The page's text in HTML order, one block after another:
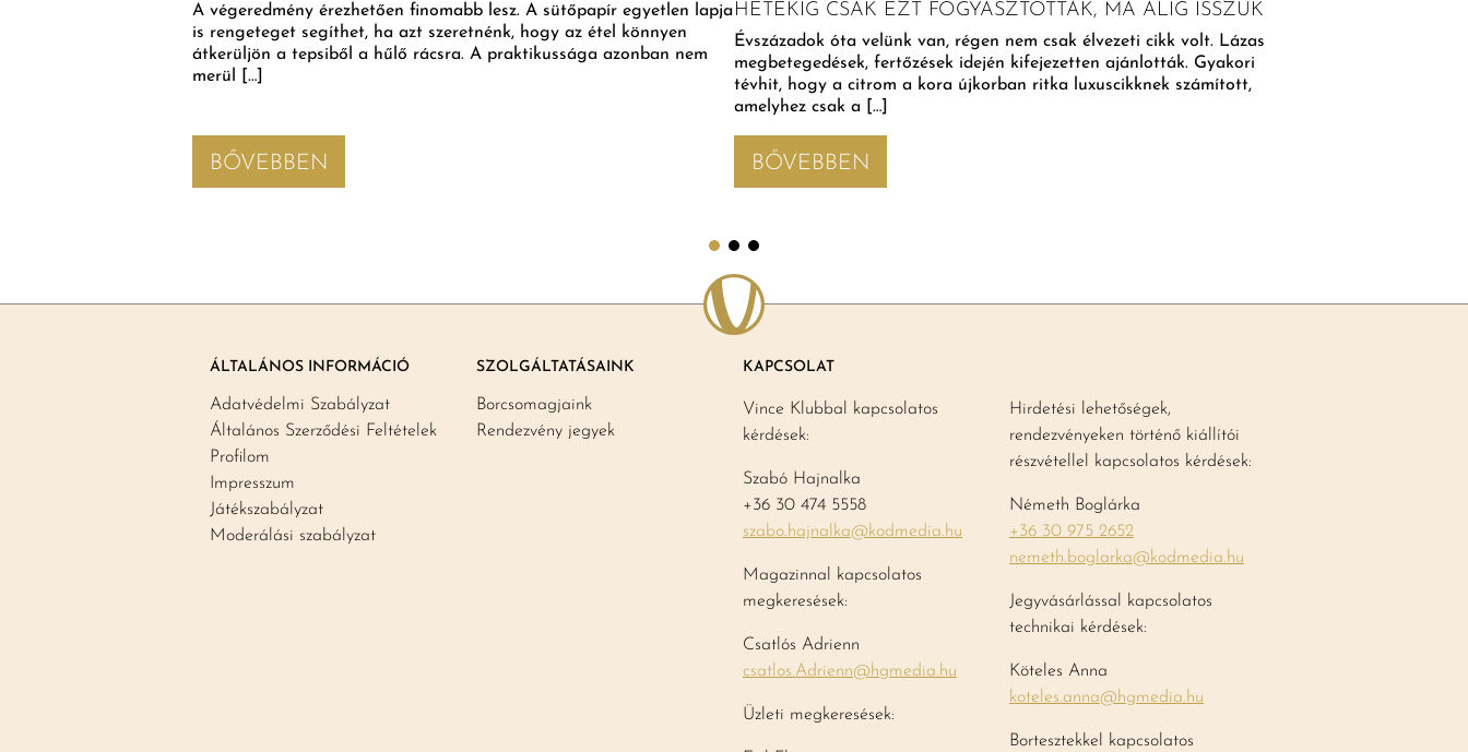
A végeredmény érezhetően finomabb lesz. A sütőpapír egyetlen lapja
is rengeteget segíthet, ha azt szeretnénk, hogy az étel könnyen
átkerüljön a tepsiből a hűlő rácsra. A praktikussága azonban nem
merül […]
BŐVEBBEN
HETEKIG CSAK EZT FOGYASZTOTTÁK, MA ALIG ISSZUK
Évszázadok óta velünk van, régen nem csak élvezeti cikk volt. Lázas
megbetegedések, fertőzések idején kifejezetten ajánlották. Gyakori
tévhit, hogy a citrom a kora újkorban ritka luxuscikknek számított,
amelyhez csak a […]
BŐVEBBEN
ÁLTALÁNOS INFORMÁCIÓ
Adatvédelmi Szabályzat
Általános Szerződési Feltételek
Profilom
Impresszum
Játékszabályzat
Moderálási szabályzat
SZOLGÁLTATÁSAINK
Borcsomagjaink
Rendezvény jegyek
KAPCSOLAT
Vince Klubbal kapcsolatos
kérdések:
Szabó Hajnalka
+36 30 474 5558
szabo.hajnalka@kodmedia.hu
Magazinnal kapcsolatos
megkeresések:
Csatlós Adrienn
csatlos.Adrienn@hgmedia.hu
Üzleti megkeresések:
Hirdetési lehetőségek,
rendezvényeken történő kiállítói
részvétellel kapcsolatos kérdések:
Németh Boglárka
+36 30 975 2652
nemeth.boglarka@kodmedia.hu
Jegyvásárlással kapcsolatos
technikai kérdések:
Köteles Anna
koteles.anna@hgmedia.hu
Bortesztekkel kapcsolatos